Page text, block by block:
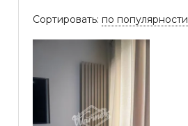
Сортировать: по популярности